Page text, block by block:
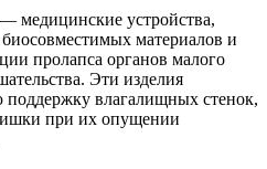
медицинские устройства,
материалов и
пролапса органов малого
Эти изделия
влагалищных стенок,
при их опущении